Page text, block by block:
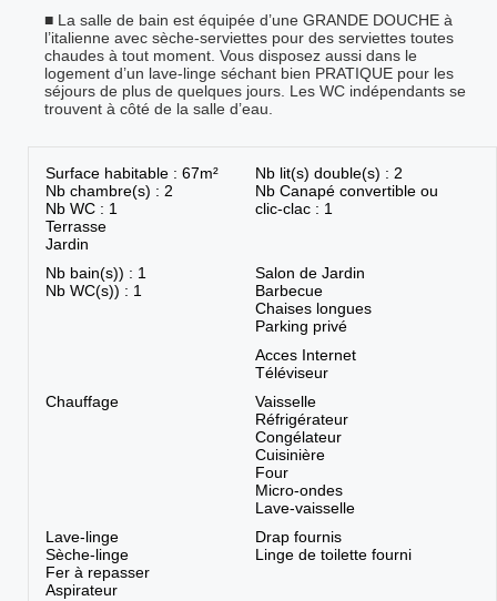
■ La salle de bain est équipée d’une GRANDE DOUCHE à
l’italienne avec sèche-serviettes pour des serviettes toutes
chaudes à tout moment. Vous disposez aussi dans le
logement d’un lave-linge séchant bien PRATIQUE pour les
séjours de plus de quelques jours. Les WC indépendants se
trouvent à côté de la salle d’eau.
Surface habitable : 67m²
Nb chambre(s) : 2
Nb WC : 1
Terrasse
Jardin
Nb lit(s) double(s) : 2
Nb Canapé convertible ou
clic-clac : 1
Nb bain(s)) : 1
Nb WC(s)) : 1
Salon de Jardin
Barbecue
Chaises longues
Parking privé
Acces Internet
Téléviseur
Chauffage
Vaisselle
Réfrigérateur
Congélateur
Cuisinière
Four
Micro-ondes
Lave-vaisselle
Lave-linge
Sèche-linge
Fer à repasser
Aspirateur
Drap fournis
Linge de toilette fourni